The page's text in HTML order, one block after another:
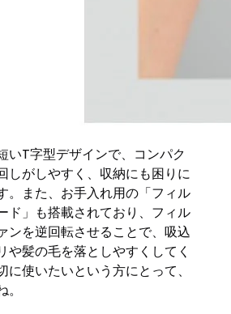
いT字型デザインで、コンパク
しがしやすく、収納にも困りに
。また、お手入れ用の「フィル
ド」も搭載されており、フィル
ンを逆回転させることで、吸込
や髪の毛を落としやすくしてく
に使いたいという方にとって、